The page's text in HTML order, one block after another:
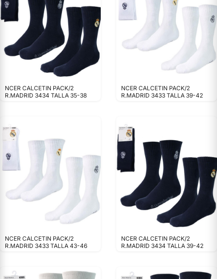
NCER CALCETIN PACK/2
R.MADRID 3434 TALLA 35-38
NCER CALCETIN PACK/2
R.MADRID 3433 TALLA 39-42
NCER CALCETIN PACK/2
R.MADRID 3433 TALLA 43-46
NCER CALCETIN PACK/2
R.MADRID 3434 TALLA 39-42